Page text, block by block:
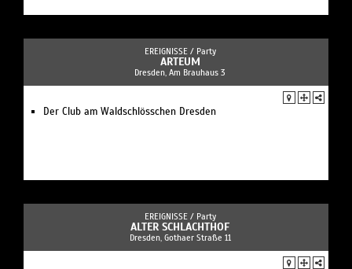
EREIGNISSE / Party
ARTEUM
Dresden, Am Brauhaus 3
Der Club am Waldschlösschen Dresden
EREIGNISSE / Party
ALTER SCHLACHTHOF
Dresden, Gothaer Straße 11